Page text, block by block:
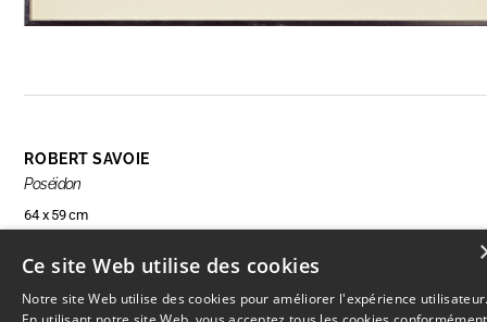
ROBERT SAVOIE
Poséidon
64 x 59 cm
RÉSERVER CETTE OEUVRE
Ce site Web utilise des cookies
Notre site Web utilise des cookies pour améliorer l'expérience